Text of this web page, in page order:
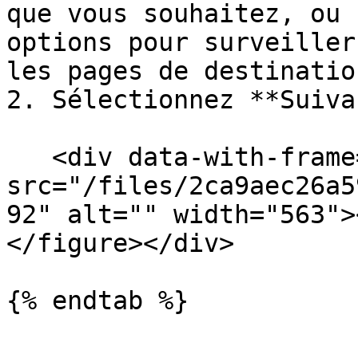
que vous souhaitez,
options pour
les pages de
2. Sélectionnez
src="/files/
92" alt=""
</figure></div>
{% endtab %}